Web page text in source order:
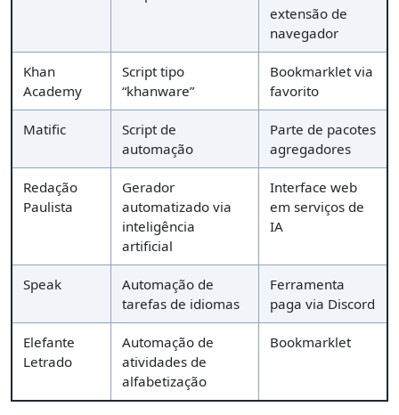
extensão de
navegador
Khan
Academy
Script tipo
“khanware”
Bookmarklet via
favorito
Matific
Script de
automação
Parte de pacotes
agregadores
Redação
Paulista
Gerador
automatizado via
inteligência
artificial
Interface web
em serviços de
IA
Speak
Automação de
tarefas de idiomas
Ferramenta
paga via Discord
Elefante
Letrado
Automação de
atividades de
alfabetização
Bookmarklet